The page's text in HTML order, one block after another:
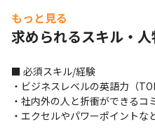
＜研修に関して＞
・経験者に関しては基本的に
しています
・専門家による講習や、社内で
の研修を受けることが可能です
・今後は、海外支社やパートナ
もっと見る
求められるスキル・
■ 必須スキル/経験
・ビジネスレベルの英語力（
・社内外の人と折衝ができるコ
・エクセルやパワーポイント